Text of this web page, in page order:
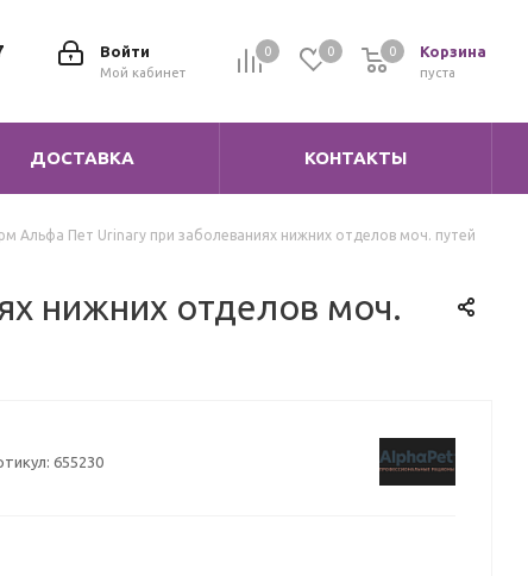
0 0 Корзина
0
пуста
0
Войти
Мой кабинет
ДОСТАВКА КОНТАКТЫ
Альфа Пет Urinary при заболеваниях нижних отделов моч. путей
нижних отделов моч.
655230